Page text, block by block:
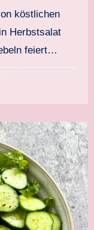
Herbstsalat
feiert…